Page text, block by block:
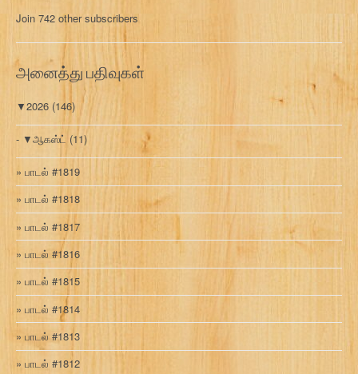
க
வ
ரி
Join 742 other subscribers
அனைத்து பதிவுகள்
▼2026 (146)
▼ஆகஸ்ட் (11)
பாடல் #1819
பாடல் #1818
பாடல் #1817
பாடல் #1816
பாடல் #1815
பாடல் #1814
பாடல் #1813
பாடல் #1812